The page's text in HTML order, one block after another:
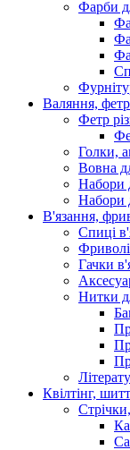
Фарби
Валяння, фетр
Фетр
Голки,
Вовна
Набори
Набори
В'язання,
Спиці
Гачки
Нитки
Квілтінг,